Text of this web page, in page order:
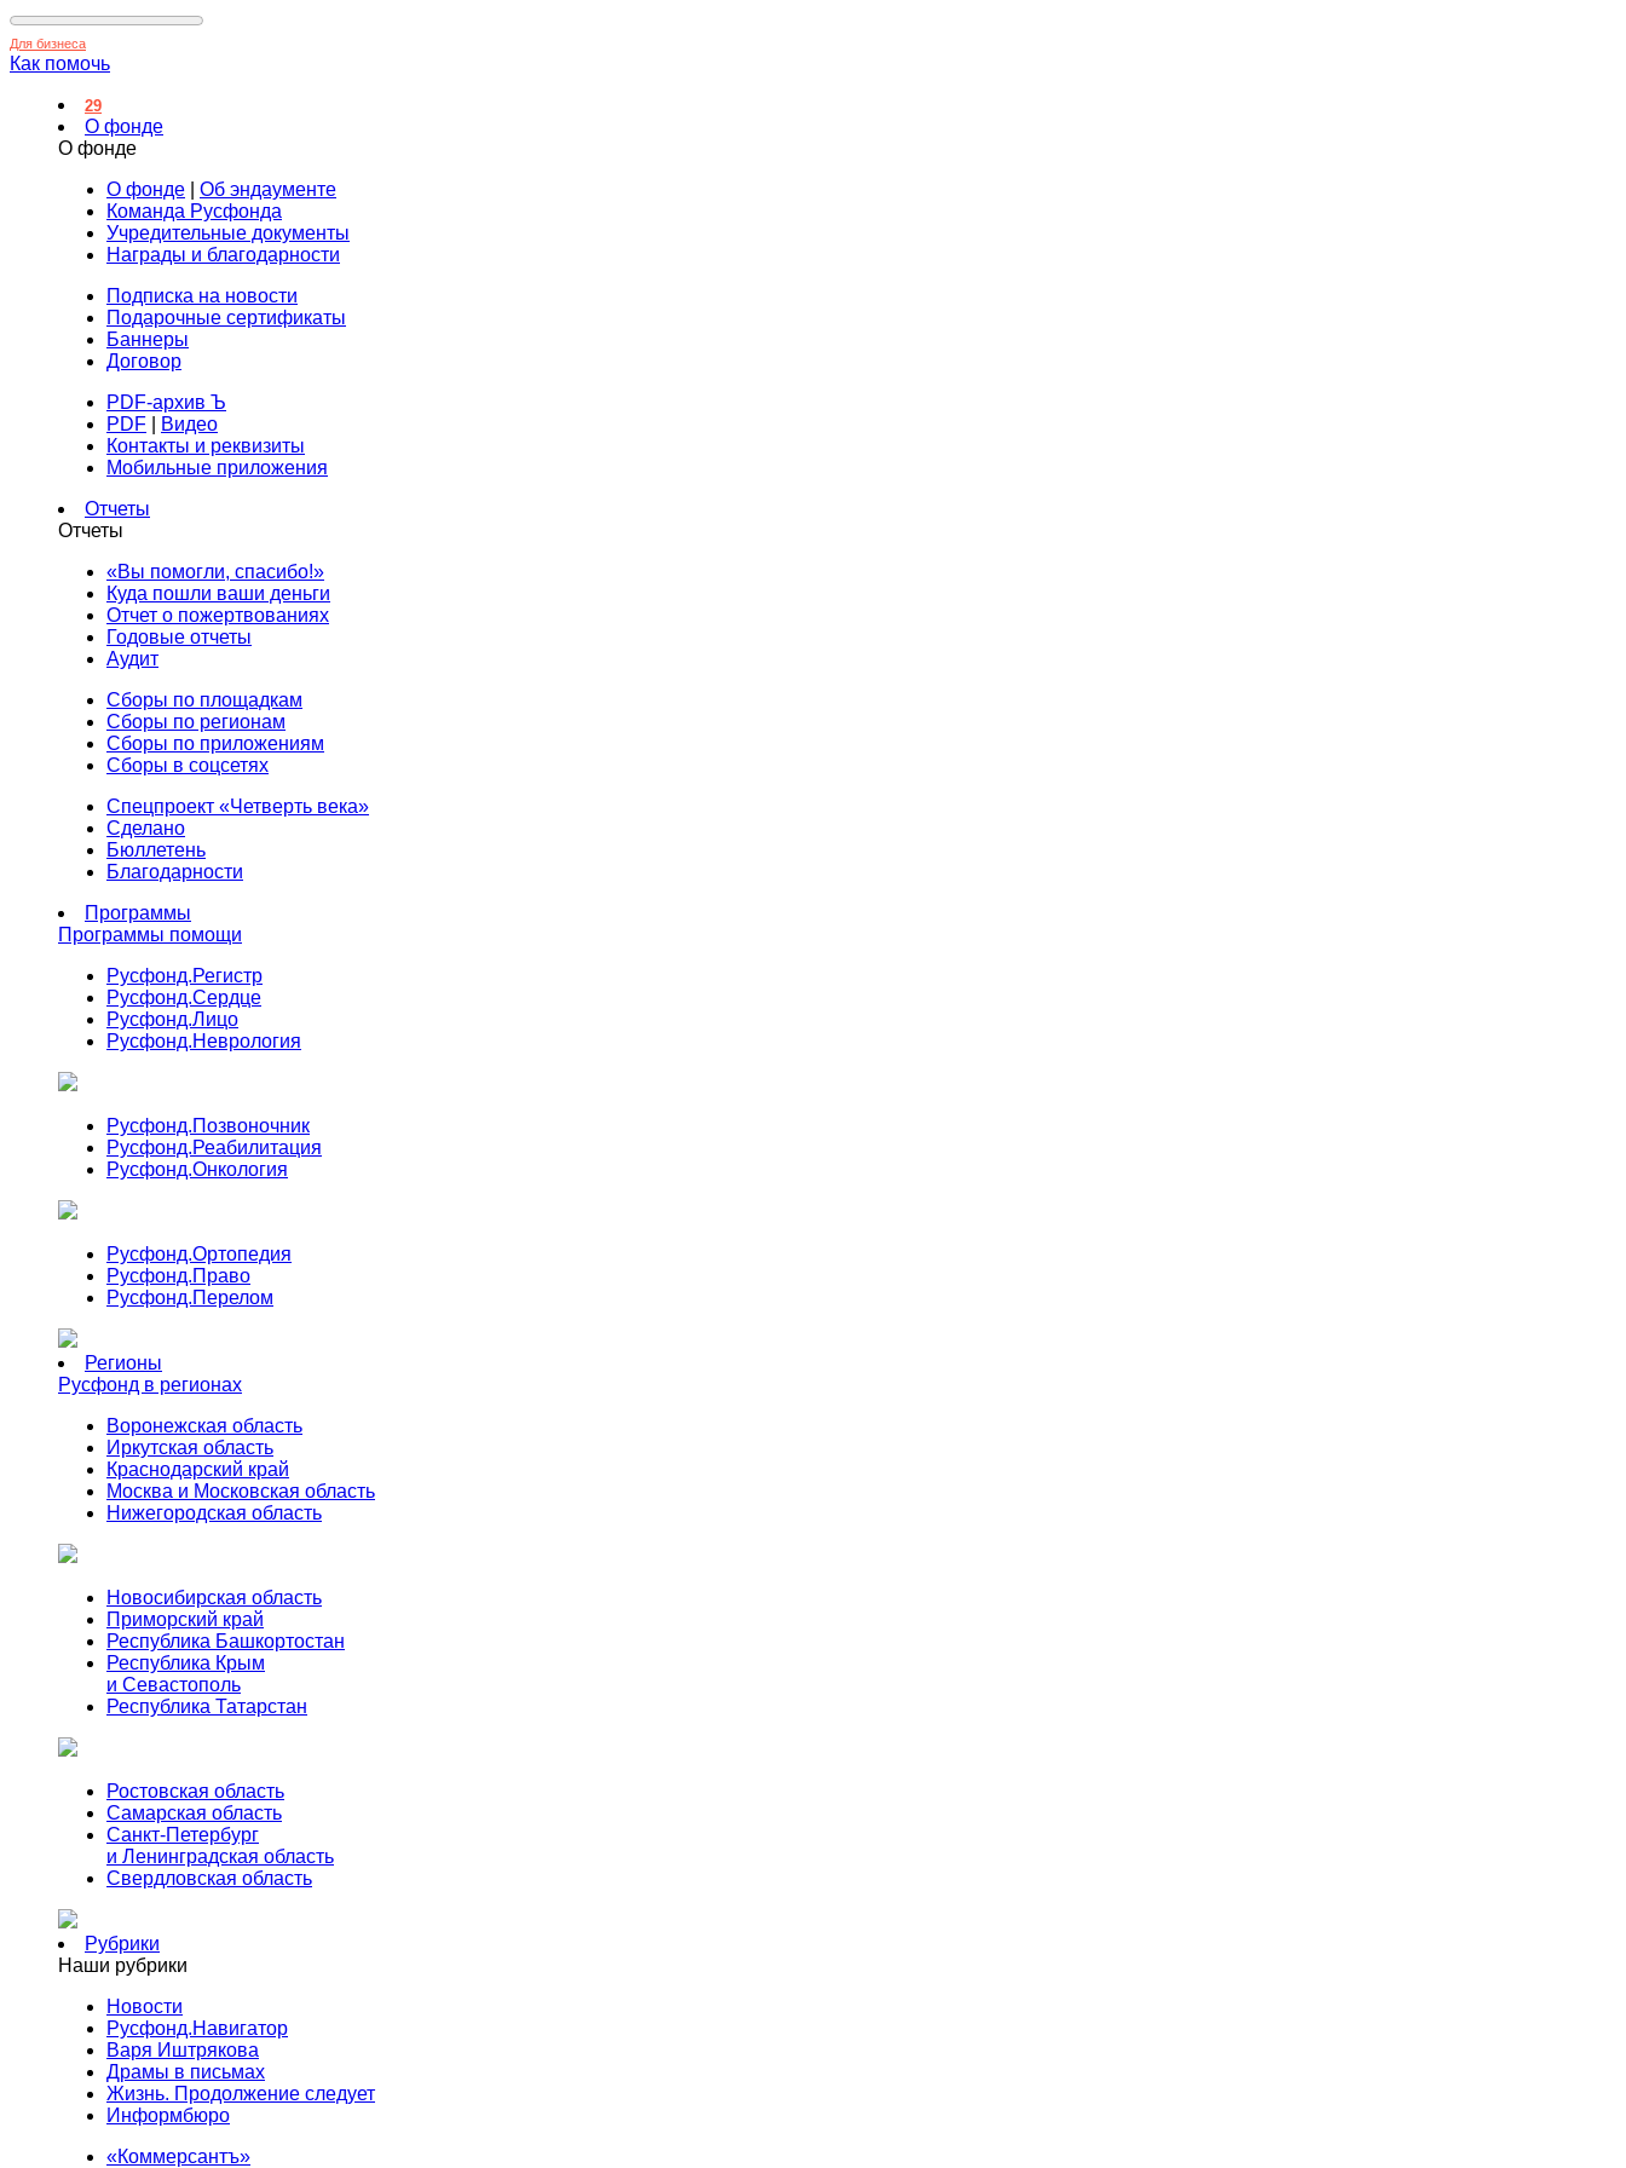
Для бизнеса
Как помочь
29
О фонде
О фонде
О фонде
Об эндаументе
Команда Русфонда
Учредительные документы
Награды и благодарности
Подписка на новости
Подарочные сертификаты
Баннеры
Договор
PDF-архив Ъ
PDF
Видео
Контакты и реквизиты
Мобильные приложения
Отчеты
Отчеты
«Вы помогли, спасибо!»
Куда пошли ваши деньги
Отчет о пожертвованиях
Годовые отчеты
Аудит
Сборы по площадкам
Сборы по регионам
Сборы по приложениям
Сборы в соцсетях
Спецпроект «Четверть века»
Сделано
Бюллетень
Благодарности
Программы
Программы помощи
Русфонд.Регистр
Русфонд.Сердце
Русфонд.Лицо
Русфонд.Неврология
Русфонд.Позвоночник
Русфонд.Реабилитация
Русфонд.Онкология
Русфонд.Ортопедия
Русфонд.Право
Русфонд.Перелом
Регионы
Русфонд в регионах
Воронежская область
Иркутская область
Краснодарский край
Москва и Московская область
Нижегородская область
Новосибирская область
Приморский край
Республика Башкортостан
Республика Крым
и Севастополь
Республика Татарстан
Ростовская область
Самарская область
Санкт-Петербург
и Ленинградская область
Свердловская область
Рубрики
Наши рубрики
Новости
Русфонд.Навигатор
Варя Иштрякова
Драмы в письмах
Жизнь. Продолжение следует
Информбюро
«Коммерсантъ»